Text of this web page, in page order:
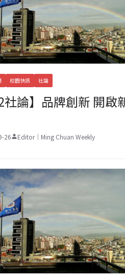
校園快訊 社論
社論】品牌創新 開啟
26 Editor｜Ming Chuan Weekly